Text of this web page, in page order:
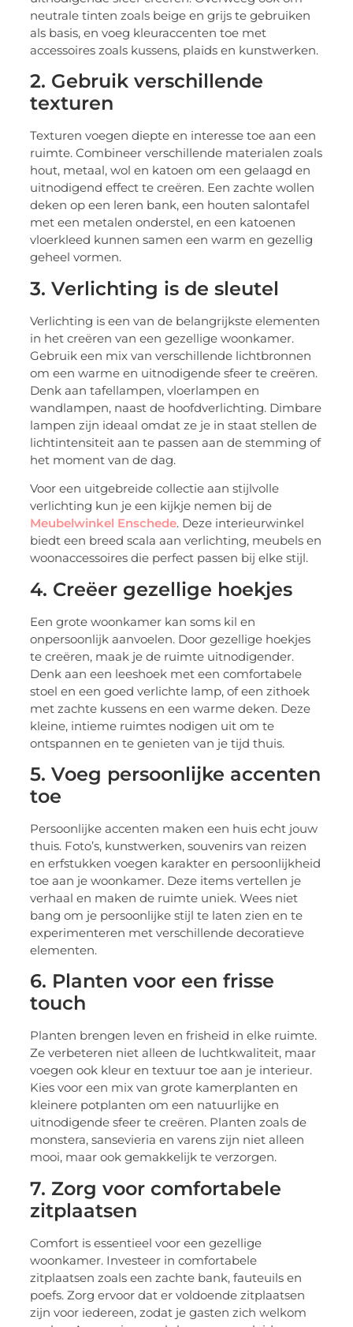
neutrale tinten zoals beige en grijs te gebruiken
als basis, en voeg kleuraccenten toe met
accessoires zoals kussens, plaids en kunstwerken.
2. Gebruik verschillende
texturen
Texturen voegen diepte en interesse toe aan een
ruimte. Combineer verschillende materialen zoals
hout, metaal, wol en katoen om een gelaagd en
uitnodigend effect te creëren. Een zachte wollen
deken op een leren bank, een houten salontafel
met een metalen onderstel, en een katoenen
vloerkleed kunnen samen een warm en gezellig
geheel vormen.
3. Verlichting is de sleutel
Verlichting is een van de belangrijkste elementen
in het creëren van een gezellige woonkamer.
Gebruik een mix van verschillende lichtbronnen
om een warme en uitnodigende sfeer te creëren.
Denk aan tafellampen, vloerlampen en
wandlampen, naast de hoofdverlichting. Dimbare
lampen zijn ideaal omdat ze je in staat stellen de
lichtintensiteit aan te passen aan de stemming of
het moment van de dag.
Voor een uitgebreide collectie aan stijlvolle
verlichting kun je een kijkje nemen bij de
Meubelwinkel Enschede. Deze interieurwinkel
biedt een breed scala aan verlichting, meubels en
woonaccessoires die perfect passen bij elke stijl.
4. Creëer gezellige hoekjes
Een grote woonkamer kan soms kil en
onpersoonlijk aanvoelen. Door gezellige hoekjes
te creëren, maak je de ruimte uitnodigender.
Denk aan een leeshoek met een comfortabele
stoel en een goed verlichte lamp, of een zithoek
met zachte kussens en een warme deken. Deze
kleine, intieme ruimtes nodigen uit om te
ontspannen en te genieten van je tijd thuis.
5. Voeg persoonlijke accenten
toe
Persoonlijke accenten maken een huis echt jouw
thuis. Foto’s, kunstwerken, souvenirs van reizen
en erfstukken voegen karakter en persoonlijkheid
toe aan je woonkamer. Deze items vertellen je
verhaal en maken de ruimte uniek. Wees niet
bang om je persoonlijke stijl te laten zien en te
experimenteren met verschillende decoratieve
elementen.
6. Planten voor een frisse
touch
Planten brengen leven en frisheid in elke ruimte.
Ze verbeteren niet alleen de luchtkwaliteit, maar
voegen ook kleur en textuur toe aan je interieur.
Kies voor een mix van grote kamerplanten en
kleinere potplanten om een natuurlijke en
uitnodigende sfeer te creëren. Planten zoals de
monstera, sansevieria en varens zijn niet alleen
mooi, maar ook gemakkelijk te verzorgen.
7. Zorg voor comfortabele
zitplaatsen
Comfort is essentieel voor een gezellige
woonkamer. Investeer in comfortabele
zitplaatsen zoals een zachte bank, fauteuils en
poefs. Zorg ervoor dat er voldoende zitplaatsen
zijn voor iedereen, zodat je gasten zich welkom